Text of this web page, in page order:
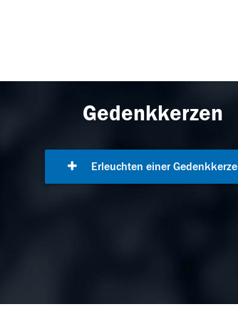
Gedenkkerzen
Erleuchten einer Gedenkkerze